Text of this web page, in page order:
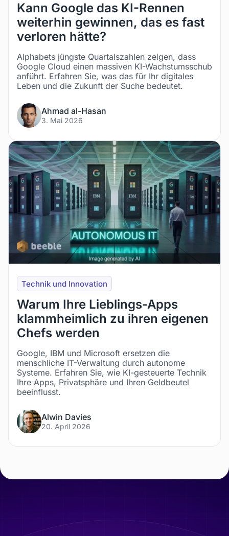
Kann Google das KI-Rennen
weiterhin gewinnen, das es fast
verloren hätte?
Alphabets jüngste Quartalszahlen zeigen, dass
Google Cloud einen massiven KI-Wachstumsschub
anführt. Erfahren Sie, was das für Ihr digitales
Leben und die Zukunft der Suche bedeutet.
Ahmad al-Hasan
3. Mai 2026
Technik und Innovation
Warum Ihre Lieblings-Apps
klammheimlich zu ihren eigenen
Chefs werden
Google, IBM und Microsoft ersetzen die
menschliche IT-Verwaltung durch autonome
Systeme. Erfahren Sie, wie KI-gesteuerte Technik
Ihre Apps, Privatsphäre und Ihren Geldbeutel
beeinflusst.
Alwin Davies
20. April 2026